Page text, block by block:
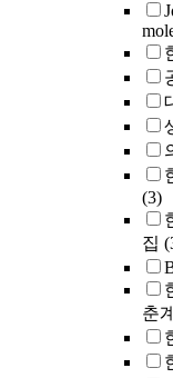
(3)
집
춘